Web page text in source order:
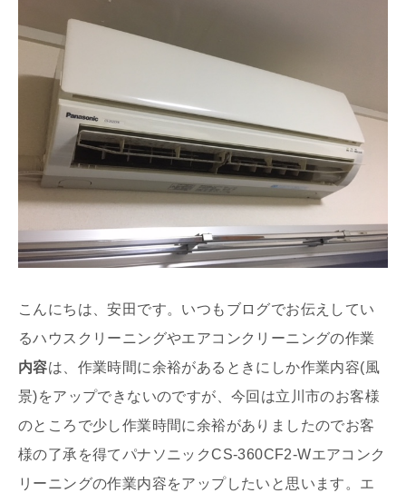
こんにちは、安田です。いつもブログでお伝えしてい
るハウスクリーニングやエアコンクリーニングの作業
内容は、作業時間に余裕があるときにしか作業内容(風
景)をアップできないのですが、今回は立川市のお客様
のところで少し作業時間に余裕がありましたのでお客
様の了承を得てパナソニックCS-360CF2-Wエアコンク
リーニングの作業内容をアップしたいと思います。エ